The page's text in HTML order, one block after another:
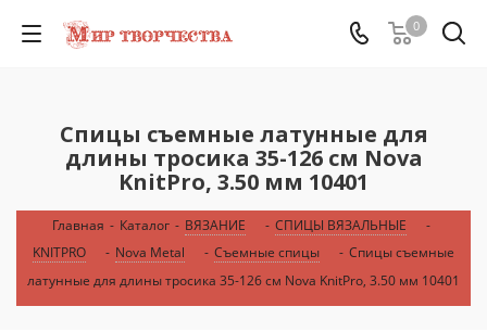
0
Спицы съемные латунные для
длины тросика 35-126 см Nova
KnitPro, 3.50 мм 10401
Главная - Каталог - ВЯЗАНИЕ - СПИЦЫ ВЯЗАЛЬНЫЕ
-
KNITPRO
- Nova Metal - Съемные спицы - Спицы съемные
латунные для длины тросика 35-126 см Nova KnitPro, 3.50 мм 10401